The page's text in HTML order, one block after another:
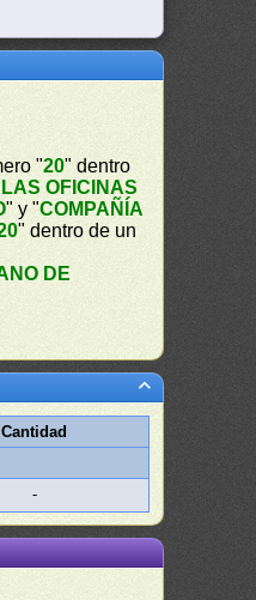
"20" dentro
OFICINAS
" y "COMPAÑÍA
" dentro de un
DE
Cantidad
-